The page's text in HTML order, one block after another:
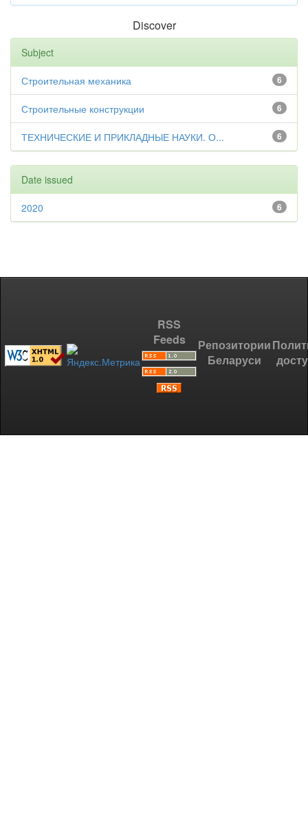
Discover
Subject
6
Строительная механика
6
Строительные конструкции
6
ТЕХНИЧЕСКИЕ И ПРИКЛАДНЫЕ НАУКИ. О...
Date issued
6
2020
RSS
Feeds
Репозитории
Беларуси